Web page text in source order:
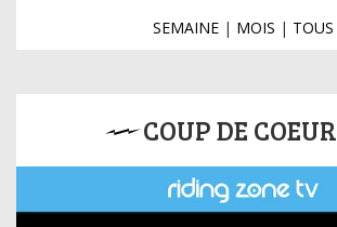
SEMAINE| MOIS | TOUS
COUP DE COEUR